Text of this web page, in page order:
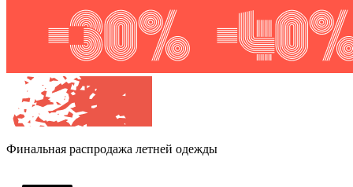
Финальная распродажа летней одежды